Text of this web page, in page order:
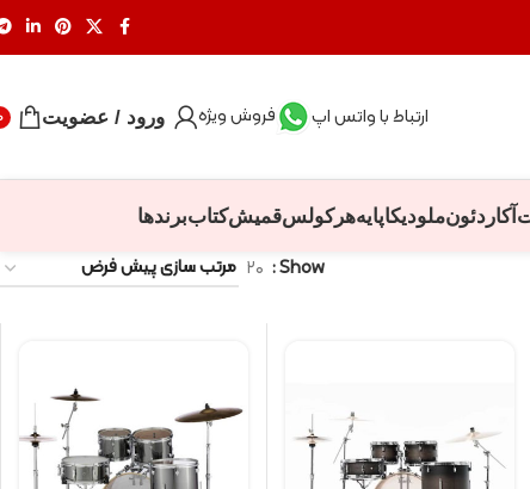
ارتباط با واتس اپ فروش ویژه ورود / عضویت
آکاردئونملودیکاپایههرکولسقمیشکتاببرندها
Show ۲۰